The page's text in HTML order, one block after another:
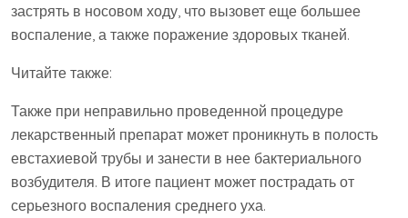
застрять в носовом ходу, что вызовет еще большее
воспаление, а также поражение здоровых тканей.
Читайте также:
Также при неправильно проведенной процедуре
лекарственный препарат может проникнуть в полость
евстахиевой трубы и занести в нее бактериального
возбудителя. В итоге пациент может пострадать от
серьезного воспаления среднего уха.